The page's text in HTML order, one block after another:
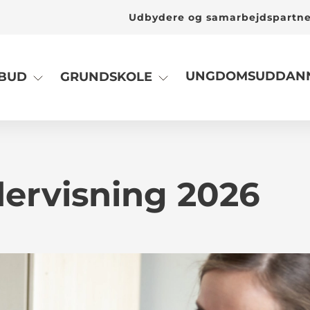
Udbydere og
GRUNDSKOLE
2026